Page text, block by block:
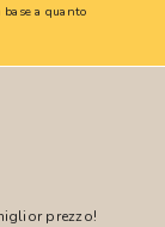
a quanto
prezzo!